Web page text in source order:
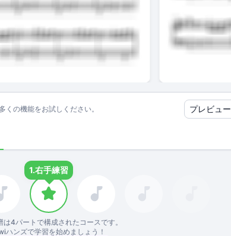
の機能をお試しください。 プレビュー
1.右手練習
は4パートで構成されたコースです。
ハンズで学習を始めましょう！